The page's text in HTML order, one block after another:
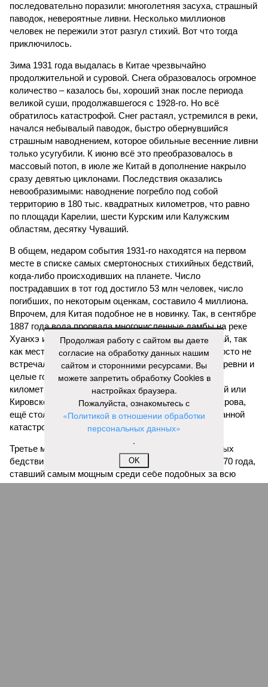
последовательно поразили: многолетняя засуха, страшный
паводок, невероятные ливни. Несколько миллионов
человек не пережили этот разгул стихий. Вот что тогда
приключилось.
Зима 1931 года выдалась в Китае чрезвычайно
продолжительной и суровой. Снега образовалось огромное
количество – казалось бы, хороший знак после периода
великой суши, продолжавшегося с 1928-го. Но всё
обратилось катастрофой. Снег растаял, устремился в реки,
начался небывалый паводок, быстро обернувшийся
страшным наводнением, которое обильные весенние ливни
только усугубили. К июню всё это преобразовалось в
массовый потоп, в июле же Китай в дополнение накрыло
сразу девятью циклонами. Последствия оказались
невообразимыми: наводнение погребло под собой
территорию в 180 тыс. квадратных километров, что равно
по площади Карелии, шести Курским или Калужским
областям, десятку Чуваший.
В общем, недаром события 1931-го находятся на первом
месте в списке самых смертоносных стихийных бедствий,
когда-либо происходивших на планете. Число
пострадавших в тот год достигло 53 млн человек, число
погибших, по некоторым оценкам, составило 4 миллиона.
Впрочем, для Китая подобное не в новинку. Так, в сентябре
1887 года вода прорвала многочисленные дамбы на реке
Хуанхэ и быстро залила почти весь Северный Китай, так
как местность там довольно низменная, и потоп просто не
встречал препятствий на своём пути, уничтожая деревни и
целые города. Водой залило 130 тыс. квадратных
километров (а это больше территорий Оренбургской или
Кировской областей), 2 млн человек остались без крова,
ещё столько же погибли в результате спровоцированной
катастрофой пандемии.
Третье место по кровожадности в рейтинге стихийных
бедствий занимает смертоносный циклон Бхола 1970 года,
ставший самым мощным среди себе подобных за всю
историю наблюдений. Он поразил территории современной
Продолжая работу с сайтом вы даете
согласие на обработку данных нашим
сайтом и сторонними ресурсами. Вы
можете запретить обработку Cookies в
настройках браузера.
Пожалуйста, ознакомьтесь с
«Политикой в отношении обработки
персональных данных»
.
OK